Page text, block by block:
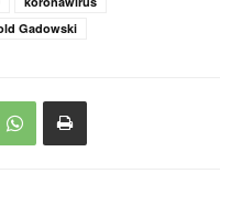
Gadowski